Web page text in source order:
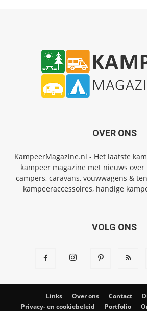
OVER ONS
KampeerMagazine.nl - Het laatste
kampeer magazine met nieuws
campers, caravans, vouwwagens &
kampeeraccessoires, handige
VOLG ONS
Links Over ons Contact
Privacy- en cookiebeleid
Portfolio